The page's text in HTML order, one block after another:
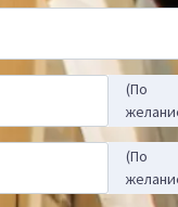
(По
(По